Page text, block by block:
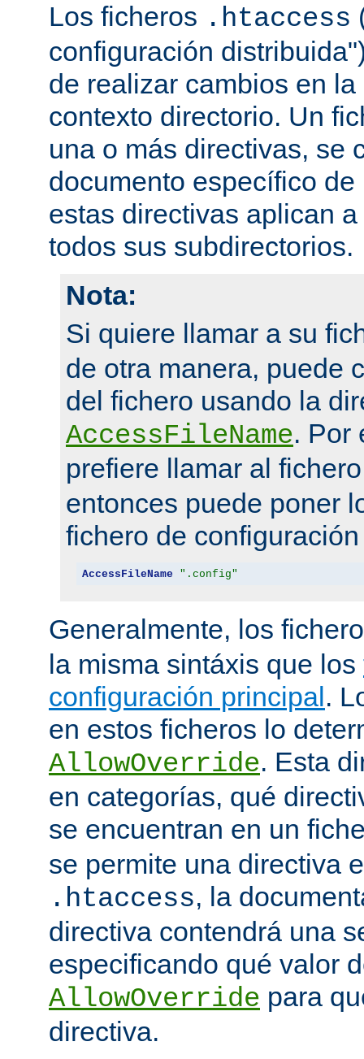
Los ficheros .htaccess
configuración
de realizar cambios en
contexto directorio. Un
una o más directivas, se
documento específico
estas directivas aplican
todos sus subdirectorios.
Nota:
Si quiere llamar a su
de otra manera, puede
del fichero usando la
AccessFileName. Por
prefiere llamar al
entonces puede poner
fichero de
AccessFileName ".config"
Generalmente, los
la misma sintáxis que los
configuración principal.
en estos ficheros lo
AllowOverride. Esta
en categorías, qué
se encuentran en un
se permite una directiva
.htaccess, la
directiva contendrá una
especificando qué valor
AllowOverride para
directiva.